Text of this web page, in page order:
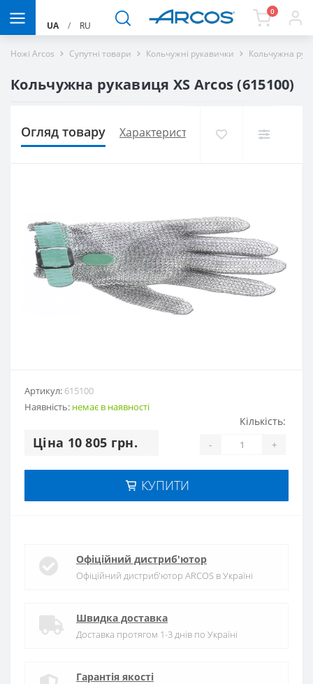
UA / RU
0
Ножі Arcos Супутні товари Кольчужні рукавички Кольчужна
Кольчужна рукавиця ХS Arcos (615100)
Огляд товару Характеристики Доставка і
Артикул: 615100
Наявність: немає в наявностi
Цiна 10 805 грн.
Кількість:
- +
КУПИТИ
Офіційний дистриб'ютор
Офіційний дистриб'ютор ARCOS в Україні
Швидка доставка
Доставка протягом 1-3 днів по Україні
Гарантія якості